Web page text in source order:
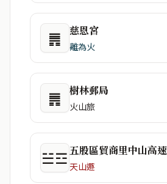
䷠ 慈恩宮
離為火
䷠ 樹林郵局
火山旅
☱☲ 五股區貿商里中山高
天山遯